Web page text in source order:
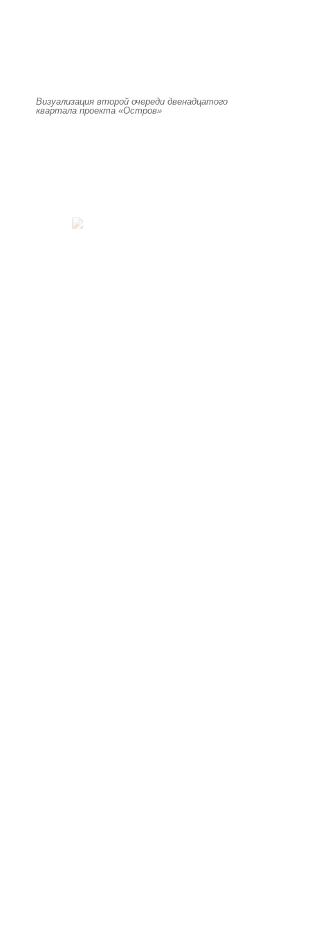
Визуализация второй очереди двенадцатого
квартала проекта «Остров»